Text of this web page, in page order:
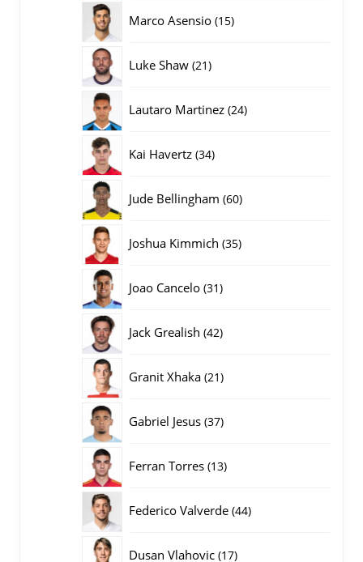
Marco Asensio 1515
Luke Shaw 2121
Lautaro Martinez 2424
Kai Havertz 3434
Jude Bellingham 6060
Joshua Kimmich 3535
Joao Cancelo 3131
Jack Grealish 4242
Granit Xhaka 2121
Gabriel Jesus 3737
Ferran Torres 1313
Federico Valverde 4444
Dusan Vlahovic 1717